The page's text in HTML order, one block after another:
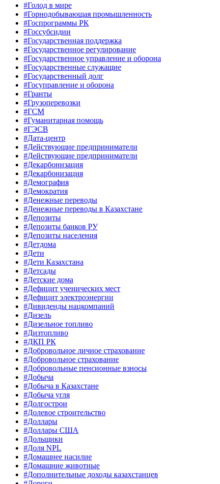
#Голод в мире
#Горнодобывающая промышленность
#Госпрограммы РК
#Госсубсидии
#Государственная поддержка
#Государственное регулирование
#Государственное управление и оборона
#Государственные служащие
#Государственный долг
#Госуправление и оборона
#Гранты
#Грузоперевозки
#ГСМ
#Гуманитарная помощь
#ГЭСВ
#Дата-центр
#Действующие предприниматели
#Действующие предприниматели
#Декарбонизация
#Декарбонизация
#Демография
#Демократия
#Денежные переводы
#Денежные переводы в Казахстане
#Депозиты
#Депозиты банков РУ
#Депозиты населения
#Детдома
#Дети
#Дети Казахстана
#Детсады
#Детские дома
#Дефицит ученических мест
#Дефицит электроэнергии
#Дивиденды нацкомпаний
#Дизель
#Дизельное топливо
#Дизтопливо
#ДКП РК
#Добровольное личное страхование
#Добровольное страхование
#Добровольные пенсионные взносы
#Добыча
#Добыча в Казахстане
#Добыча угля
#Долгострои
#Долевое строительство
#Доллары
#Доллары США
#Дольщики
#Доля NPL
#Домашнее насилие
#Домашние животные
#Дополнительные доходы казахстанцев